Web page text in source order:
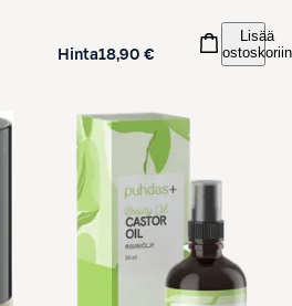
Hinta18,90 €
Lisää
ostoskoriin